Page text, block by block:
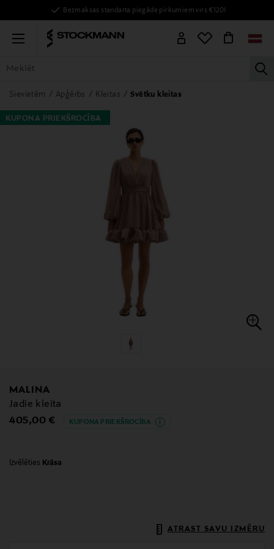
Bezmaksas standarta piegāde pirkumiem virs €120!
Menu
VISAS PRECES SIEVIETĒM VĪRIEŠIEM
Sievietēm Apģērbs Kleitas Svētku kleitas
KUPONA PRIEKŠROCĪBA
MALINA
Jadie kleita
Original Price
405,00 € KUPONA PRIEKŠROCĪBA
Izvēlēties Krāsa
ATRAST SAVU IZMĒRU